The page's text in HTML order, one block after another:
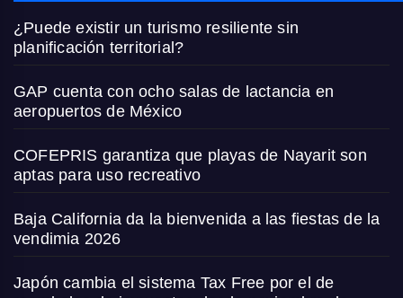
¿Puede existir un turismo resiliente sin
planificación territorial?
GAP cuenta con ocho salas de lactancia en
aeropuertos de México
COFEPRIS garantiza que playas de Nayarit son
aptas para uso recreativo
Baja California da la bienvenida a las fiestas de la
vendimia 2026
Japón cambia el sistema Tax Free por el de